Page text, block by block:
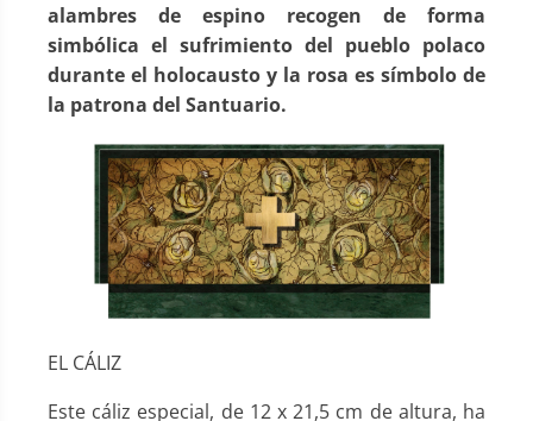
alambres de espino recogen de forma
simbólica el sufrimiento del pueblo polaco
durante el holocausto y la rosa es símbolo de
la patrona del Santuario.
EL CÁLIZ
Este cáliz especial, de 12 x 21,5 cm de altura, ha